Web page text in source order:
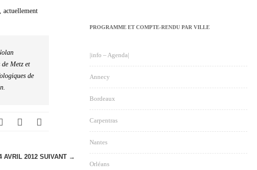
, actuellement
de Metz et
de
AVRIL 2012 SUIVANT →
PROGRAMME ET COMPTE-RENDU PAR VILLE
|info – Agenda|
Annecy
Bordeaux
Carpentras
Nantes
Orléans